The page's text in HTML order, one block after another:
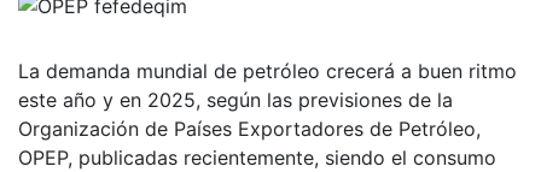
La demanda mundial de petróleo crecerá a buen ritmo
este año y en 2025, según las previsiones de la
Organización de Países Exportadores de Petróleo,
OPEP, publicadas recientemente, siendo el consumo